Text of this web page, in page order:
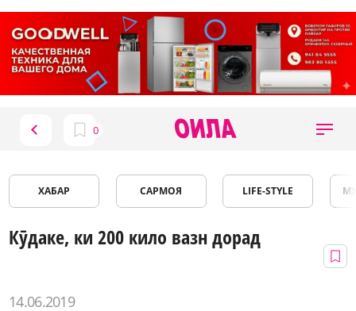
ХАБАР САРМОЯ LIFE-STYLE
Кӯдаке, ки 200 кило вазн дорад
14.06.2019